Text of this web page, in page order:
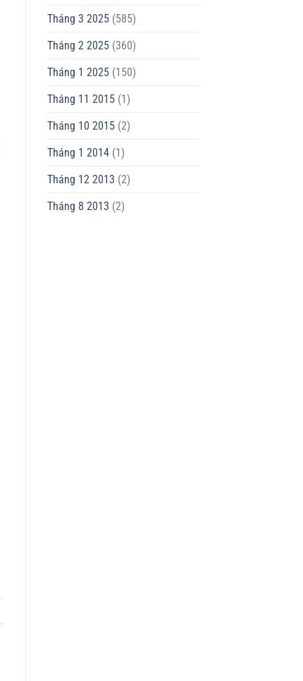
Tháng 3 2025(585)
Tháng 2 2025(360)
Tháng 1 2025(150)
Tháng 11 2015(1)
Tháng 10 2015(2)
Tháng 1 2014(1)
Tháng 12 2013 (2)
Tháng 8 2013 (2)